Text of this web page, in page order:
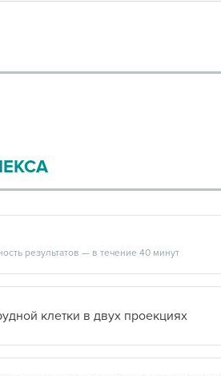
результатов — в течение 40 минут
клетки в двух проекциях